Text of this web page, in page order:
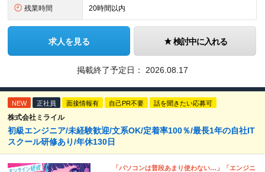
残業時間 20時間以内
求人を見る 検討中に入れる
掲載終了予定日： 2026.08.17
NEW 正社員 面接情報有 自己PR不要 話を聞きたい応募可
株式会社ミライル
初級エンジニア/未経験歓迎/文系OK/定着率100％/最長1年の自社IT
スクール研修あり/年休130日
「パソコンは普段あまり使わない…」「エンジニ